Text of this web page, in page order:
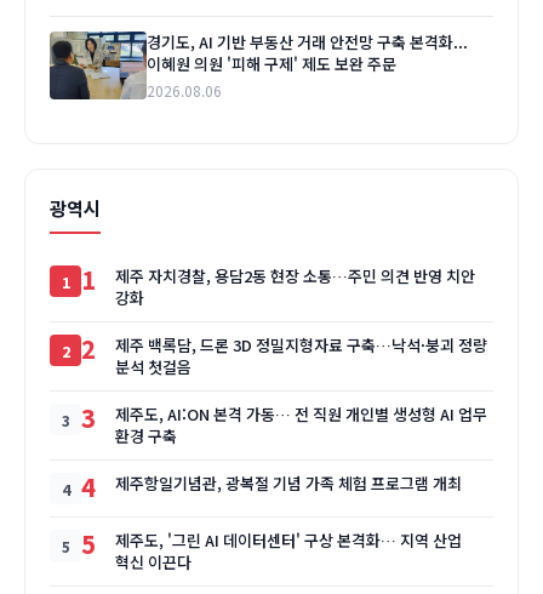
경기도, AI 기반 부동산 거래 안전망 구축 본격화...
이혜원 의원 '피해 구제' 제도 보완 주문
2026.08.06
광역시
1
제주 자치경찰, 용담2동 현장 소통…주민 의견 반영 치안
강화
2
제주 백록담, 드론 3D 정밀지형자료 구축…낙석·붕괴 정량
분석 첫걸음
3
제주도, AI:ON 본격 가동… 전 직원 개인별 생성형 AI 업무
환경 구축
4 제주항일기념관, 광복절 기념 가족 체험 프로그램 개최
5
제주도, '그린 AI 데이터센터' 구상 본격화… 지역 산업
혁신 이끈다